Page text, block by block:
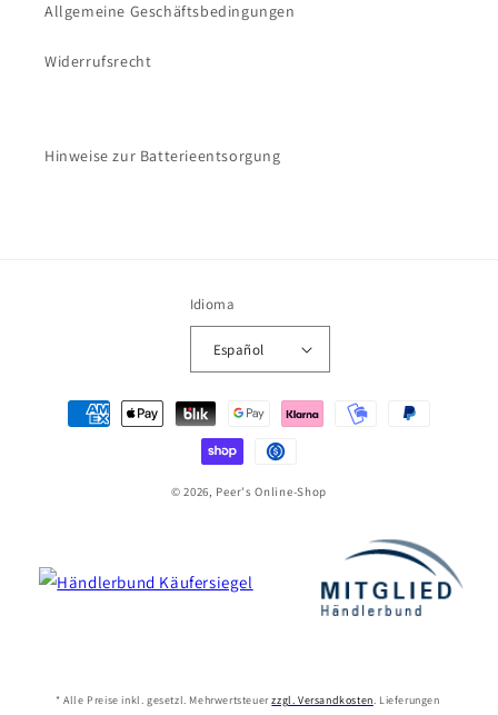
Allgemeine Geschäftsbedingungen
Widerrufsrecht
Hinweise zur Batterieentsorgung
Idioma
Español
Formas
© 2026, Peer's Online-Shop
* Alle Preise inkl. gesetzl. Mehrwertsteuerzzgl. Versandkosten. Lieferungen